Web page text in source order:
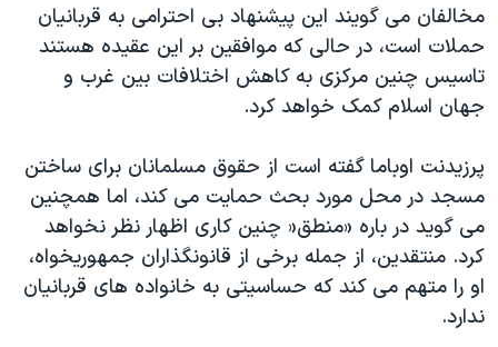
مخالفان می گویند این پیشنهاد بی احترامی به قربانیان
حملات است، در حالی که موافقین بر این عقیده هستند
تاسیس چنین مرکزی به کاهش اختلافات بین غرب و
جهان اسلام کمک خواهد کرد.
پرزیدنت اوباما گفته است از حقوق مسلمانان برای ساختن
مسجد در محل مورد بحث حمایت می کند، اما همچنین
می گوید در باره «منطق« چنین کاری اظهار نظر نخواهد
کرد. منتقدین، از جمله برخی از قانونگذاران جمهوریخواه،
او را متهم می کند که حساسیتی به خانواده های قربانیان
ندارد.